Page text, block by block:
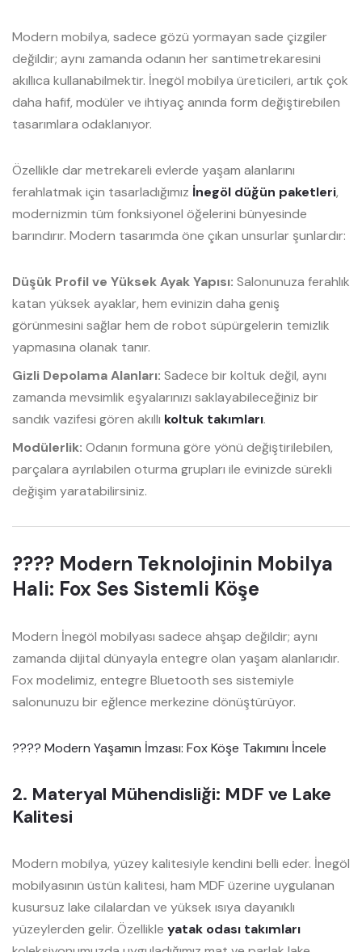
Modern mobilya, sadece gözü yormayan sade çizgiler
değildir; aynı zamanda odanın her santimetrekaresini
akıllıca kullanabilmektir. İnegöl mobilya üreticileri, artık çok
daha hafif, modüler ve ihtiyaç anında form değiştirebilen
tasarımlara odaklanıyor.
Özellikle dar metrekareli evlerde yaşam alanlarını
ferahlatmak için tasarladığımız İnegöl düğün paketleri,
modernizmin tüm fonksiyonel öğelerini bünyesinde
barındırır. Modern tasarımda öne çıkan unsurlar şunlardır:
Düşük Profil ve Yüksek Ayak Yapısı: Salonunuza ferahlık
katan yüksek ayaklar, hem evinizin daha geniş
görünmesini sağlar hem de robot süpürgelerin temizlik
yapmasına olanak tanır.
Gizli Depolama Alanları: Sadece bir koltuk değil, aynı
zamanda mevsimlik eşyalarınızı saklayabileceğiniz bir
sandık vazifesi gören akıllı koltuk takımları.
Modülerlik: Odanın formuna göre yönü değiştirilebilen,
parçalara ayrılabilen oturma grupları ile evinizde sürekli
değişim yaratabilirsiniz.
???? Modern Teknolojinin Mobilya
Hali: Fox Ses Sistemli Köşe
Modern İnegöl mobilyası sadece ahşap değildir; aynı
zamanda dijital dünyayla entegre olan yaşam alanlarıdır.
Fox modelimiz, entegre Bluetooth ses sistemiyle
salonunuzu bir eğlence merkezine dönüştürüyor.
???? Modern Yaşamın İmzası: Fox Köşe Takımını İncele
2. Materyal Mühendisliği: MDF ve Lake
Kalitesi
Modern mobilya, yüzey kalitesiyle kendini belli eder. İnegöl
mobilyasının üstün kalitesi, ham MDF üzerine uygulanan
kusursuz lake cilalardan ve yüksek ısıya dayanıklı
yüzeylerden gelir. Özellikle yatak odası takımları